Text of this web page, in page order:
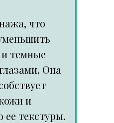
что
и темные
Она
и
текстуры.